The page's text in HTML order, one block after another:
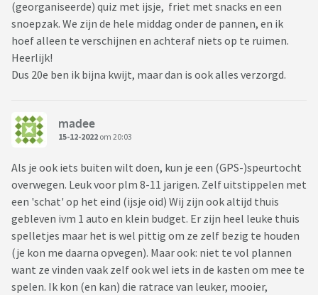
(georganiseerde) quiz met ijsje, friet met snacks en een
snoepzak. We zijn de hele middag onder de pannen, en ik
hoef alleen te verschijnen en achteraf niets op te ruimen.
Heerlijk!
Dus 20e ben ik bijna kwijt, maar dan is ook alles verzorgd.
madee
15-12-2022 om 20:03
Als je ook iets buiten wilt doen, kun je een (GPS-)speurtocht
overwegen. Leuk voor plm 8-11 jarigen. Zelf uitstippelen met
een 'schat' op het eind (ijsje oid) Wij zijn ook altijd thuis
gebleven ivm 1 auto en klein budget. Er zijn heel leuke thuis
spelletjes maar het is wel pittig om ze zelf bezig te houden
(je kon me daarna opvegen). Maar ook: niet te vol plannen
want ze vinden vaak zelf ook wel iets in de kasten om mee te
spelen. Ik kon (en kan) die ratrace van leuker, mooier,